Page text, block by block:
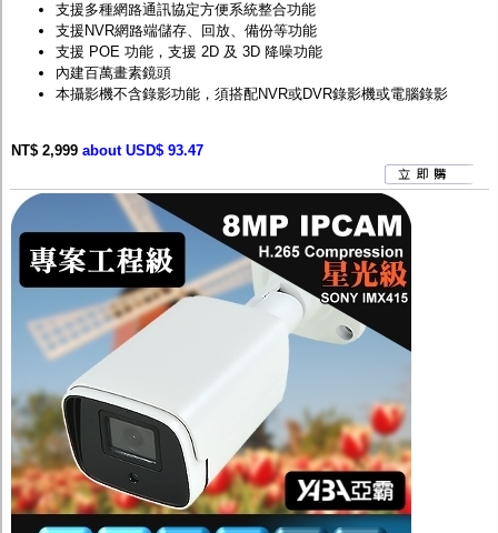
支援多種網路通訊協定方便系統整合功能
支援NVR網路端儲存、回放、備份等功能
支援 POE 功能，支援 2D 及 3D 降噪功能
內建百萬畫素鏡頭
本攝影機不含錄影功能，須搭配NVR或DVR錄影機或電腦錄影
NT$ 2,999 about USD$ 93.47